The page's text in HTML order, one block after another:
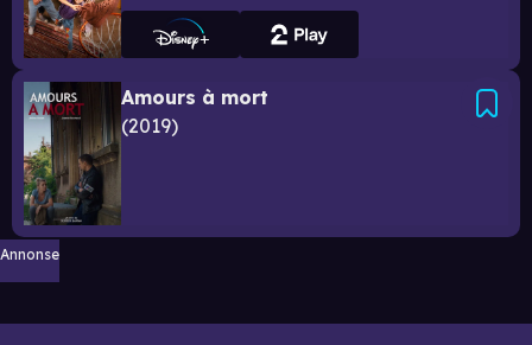
Amours à mort
2019
Annonse